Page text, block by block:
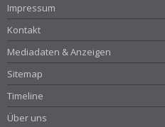
Impressum
Kontakt
Mediadaten & Anzeigen
Sitemap
Timeline
Über uns